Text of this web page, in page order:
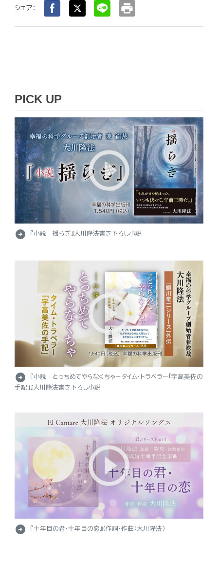
シェア： print
PICK UP
arrow_circle_right 『小説 揺らぎ』大川隆法書き下ろし小説
arrow_circle_right
『小説 とっちめてやらなくちゃ－タイム・トラベラー「宇高美佐の
手記」』大川隆法書き下ろし小説
arrow_circle_right 『十年目の君・十年目の恋』（作詞・作曲：大川隆法）